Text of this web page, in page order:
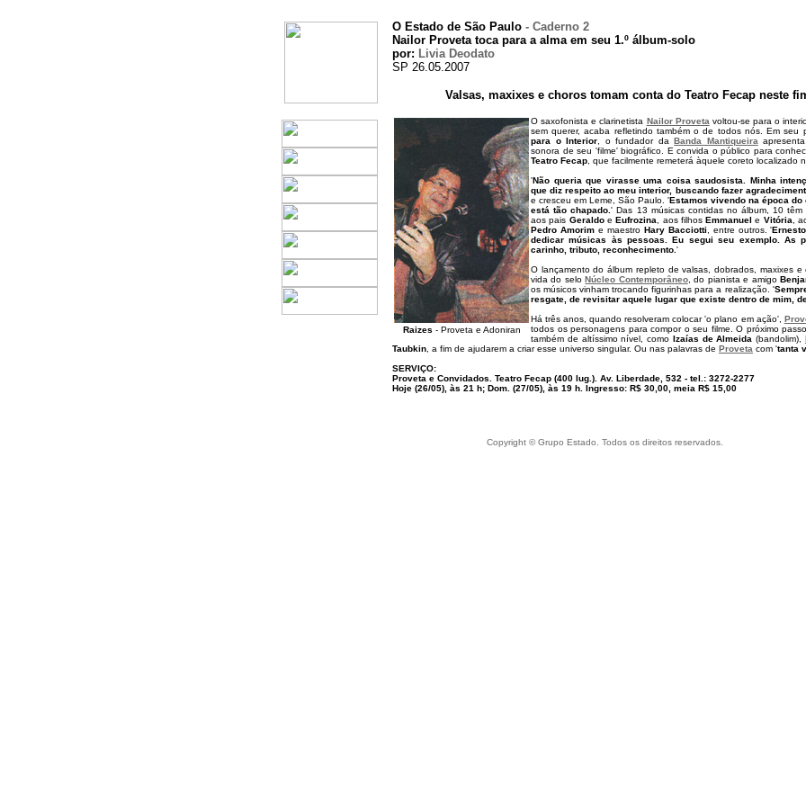
O Estado de São Paulo - Caderno 2
Nailor Proveta toca para a alma em seu 1.º álbum-solo
por: Livia Deodato
SP 26.05.2007
Valsas, maxixes e choros tomam conta do Teatro Fecap neste
Raizes - Proveta e Adoniran
O saxofonista e clarinetista Nailor Proveta voltou-se para o
sem querer, acaba refletindo também o de todos nós. Em seu
para o Interior , o fundador daBanda Mantiqueira
sonora de seu 'filme' biográfico. E convida o público para
Teatro Fecap , que facilmente remeterá àquele coreto localizado
'Não queria que virasse uma coisa saudosista. Minha
que diz respeito ao meu interior, buscando fazer
e cresceu em Leme, São Paulo. 'Estamos vivendo na época do
está tão chapado.' Das 13 músicas contidas no álbum, 10 têm
aos pais GeraldoeEufrozina , aos filhosEmmanuel e Vitória ,
Pedro Amorime maestro Hary Bacciotti , entre outros. '
dedicar músicas às pessoas. Eu segui seu exemplo. As
carinho, tributo, reconhecimento. '
O lançamento do álbum repleto de valsas, dobrados, maxixes
vida do seloNúcleo Contemporâneo, do pianista e amigo
os músicos vinham trocando figurinhas para a realização. '
resgate, de revisitar aquele lugar que existe dentro de mim,
Há três anos, quando resolveram colocar 'o plano em ação',
todos os personagens para compor o seu filme. O próximo
também de altíssimo nível, como Izaías de Almeida (bandolim),
Taubkin , a fim de ajudarem a criar esse universo singular. Ou nas palavras de Proveta com 'tanta
SERVIÇO:
Proveta e Convidados. Teatro Fecap (400 lug.). Av. Liberdade, 532 - tel.: 3272-2277
Hoje (26/05), às 21 h; Dom. (27/05), às 19 h. Ingresso: R$ 30,00, meia R$ 15,00
Copyright © Grupo Estado. Todos os direitos reservados.